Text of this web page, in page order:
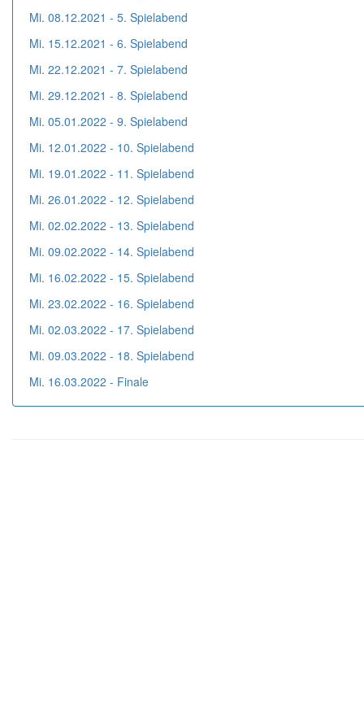
Mi. 08.12.2021 - 5. Spielabend
Mi. 15.12.2021 - 6. Spielabend
Mi. 22.12.2021 - 7. Spielabend
Mi. 29.12.2021 - 8. Spielabend
Mi. 05.01.2022 - 9. Spielabend
Mi. 12.01.2022 - 10. Spielabend
Mi. 19.01.2022 - 11. Spielabend
Mi. 26.01.2022 - 12. Spielabend
Mi. 02.02.2022 - 13. Spielabend
Mi. 09.02.2022 - 14. Spielabend
Mi. 16.02.2022 - 15. Spielabend
Mi. 23.02.2022 - 16. Spielabend
Mi. 02.03.2022 - 17. Spielabend
Mi. 09.03.2022 - 18. Spielabend
Mi. 16.03.2022 - Finale